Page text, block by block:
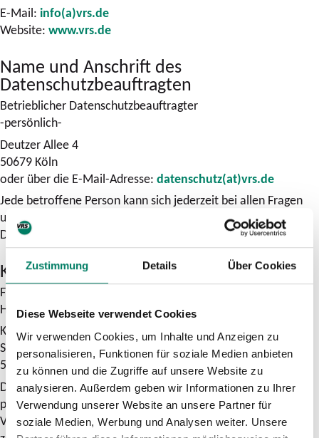
Zustimmung Details Über Cookies
Diese Webseite verwendet Cookies
Wir verwenden Cookies, um Inhalte und Anzeigen zu
personalisieren, Funktionen für soziale Medien anbieten
zu können und die Zugriffe auf unsere Website zu
analysieren. Außerdem geben wir Informationen zu Ihrer
Verwendung unserer Website an unsere Partner für
soziale Medien, Werbung und Analysen weiter. Unsere
E-Mail: info(a)vrs.de
Website: www.vrs.de
Name und Anschrift des
Datenschutzbeauftragten
Betrieblicher Datenschutzbeauftragter
-persönlich-
Deutzer Allee 4
50679 Köln
oder über die E-Mail-Adresse: datenschutz(at)vrs.de
Jede betroffene Person kann sich jederzeit bei allen Fragen
und Anregungen zum Datenschutz direkt an unseren
Datenschutzbeauftragten wenden.
Kooperationspartner
Für Rückfragen im Zusammenhang mit dem Kauf eines
Handytickets wende Dich bitte an:
Kölner Verkehrs-Betriebe AG
Scheidtweilerstr. 38
50933 Köln
Du hast ferner das Recht, Dich betreffende unrichtige
personenbezogene Daten berichtigen zu lassen und die
Vervollständigung unvollständiger personenbezogener Daten